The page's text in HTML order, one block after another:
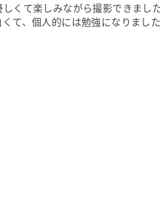
くて楽しみながら撮影できまし
て、個人的には勉強になりました